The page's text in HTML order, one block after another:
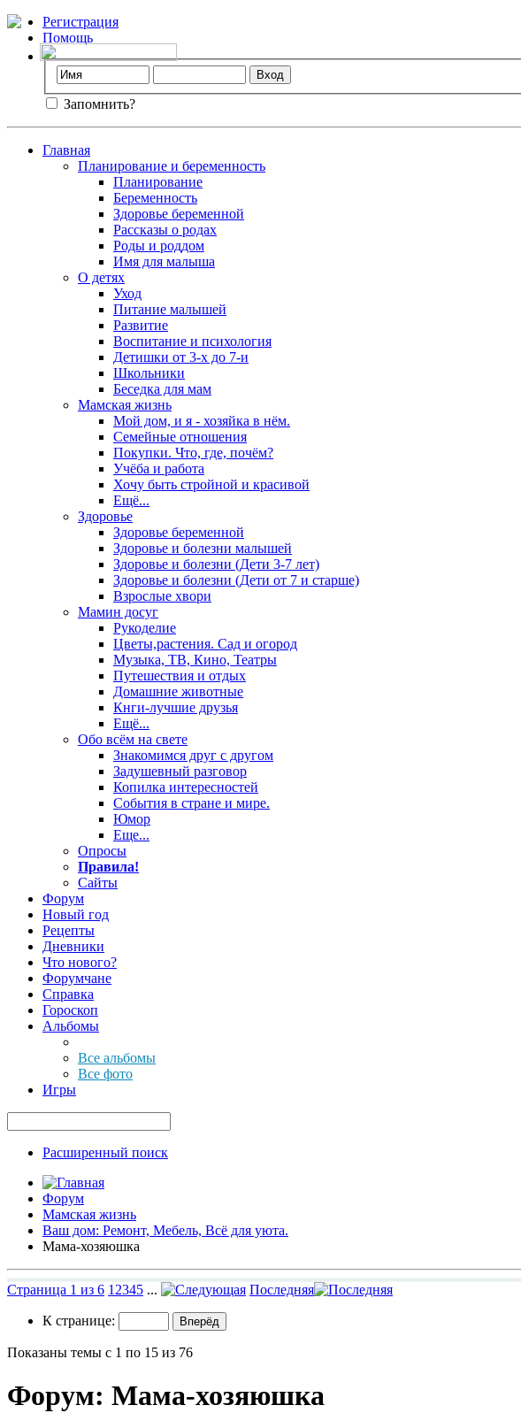
Регистрация
Помощь
Запомнить?
Главная
Планирование и беременность
Планирование
Беременность
Здоровье беременной
Рассказы о родах
Роды и роддом
Имя для малыша
О детях
Уход
Питание малышей
Развитие
Воспитание и психология
Детишки от 3-х до 7-и
Школьники
Беседка для мам
Мамская жизнь
Мой дом, и я - хозяйка в нём.
Семейные отношения
Покупки. Что, где, почём?
Учёба и работа
Хочу быть стройной и красивой
Ещё...
Здоровье
Здоровье беременной
Здоровье и болезни малышей
Здоровье и болезни (Дети 3-7 лет)
Здоровье и болезни (Дети от 7 и старше)
Взрослые хвори
Мамин досуг
Рукоделие
Цветы,растения. Сад и огород
Музыка, ТВ, Кино, Театры
Путешествия и отдых
Домашние животные
Кнги-лучшие друзья
Ещё...
Обо всём на свете
Знакомимся друг с другом
Задушевный разговор
Копилка интересностей
События в стране и мире.
Юмор
Еще...
Опросы
Правила!
Сайты
Форум
Новый год
Рецепты
Дневники
Что нового?
Форумчане
Справка
Гороскоп
Альбомы
Все альбомы
Все фото
Игры
Расширенный поиск
Форум
Мамская жизнь
Ваш дом: Ремонт, Мебель, Всё для уюта.
Мама-хозяюшка
Страница 1 из 6 1 2345 ... Последняя
К странице:
Показаны темы с 1 по 15 из 76
Форум: Мама-хозяюшка